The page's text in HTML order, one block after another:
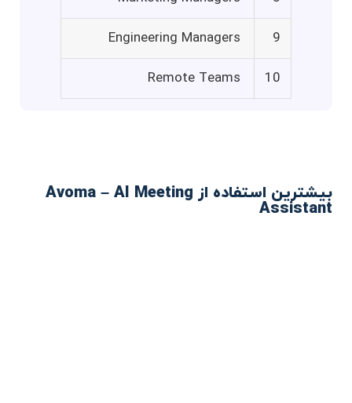
9
Engineering Managers
10
Remote Teams
بیشترین استفاده از Avoma – AI Meeting
Assistant